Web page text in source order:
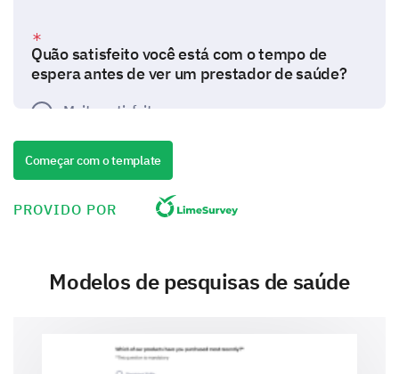
Quão satisfeito você está com o tempo de
espera antes de ver um prestador de saúde?
Muito satisfeito
Neutro
claro, Muito claro, Moderadamente claro,
Começar com o template
PROVIDO POR
Modelos de pesquisas de saúde